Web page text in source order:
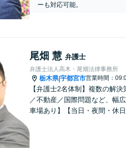
ーも対応可能。
尾畑 慧 弁護士
弁護士法人高木・尾畑法律事務所
栃木県|宇都宮市営業時間：
【弁護士2名体制】複数の解
／不動産／国際問題など、幅
車場あり】【当日・夜間・休日